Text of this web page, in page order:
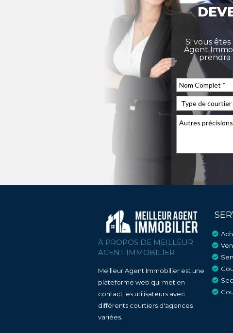
Si vous
Agent
prendra
À PROPOS DE MEILLEUR
AGENT IMMOBILIER
Meilleur Agent Immobilier est une
plateforme web qui met en
contact les utilisateurs avec
différents courtiers d'agences
variées.